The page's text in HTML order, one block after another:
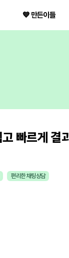
💙 만든이들
빠르게 결
편리한 채팅상담